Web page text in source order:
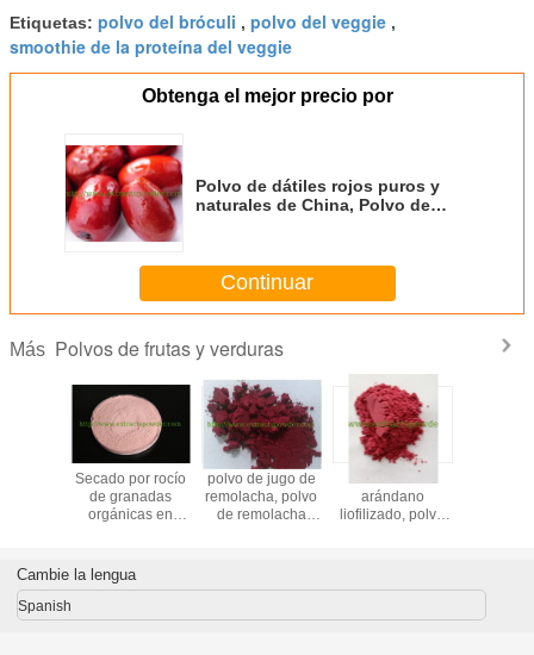
Etiquetas: polvo del bróculi , polvo del veggie ,
smoothie de la proteína del veggie
Obtenga el mejor precio por
Polvo de dátiles rojos puros y
naturales de China, Polvo de
Continuar
Más Polvos de frutas y verduras
Secado por rocío
de granadas
orgánicas en
polvo de jugo de
remolacha, polvo
de remolacha
jugo de
Polvo de
arándano
liofilizado, polvo
liofilizado
Cambie la lengua
Spanish